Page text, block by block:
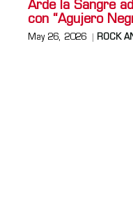
Arde la Sangre
con “Agujero
May 26, 2026 ROCK